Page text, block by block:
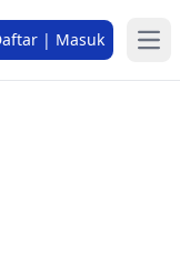
| Masuk